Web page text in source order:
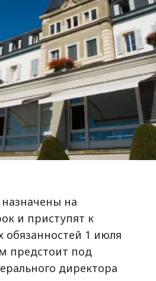
на
и приступят к
обязанностей 1 июля
предстоит под
директора